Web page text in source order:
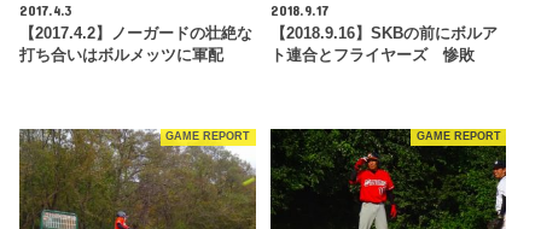
2017.4.3
【2017.4.2】ノーガードの壮絶な
打ち合いはボルメッツに軍配
2018.9.17
【2018.9.16】SKBの前にボルア
ト連合とフライヤーズ 惨敗
GAME REPORT GAME REPORT